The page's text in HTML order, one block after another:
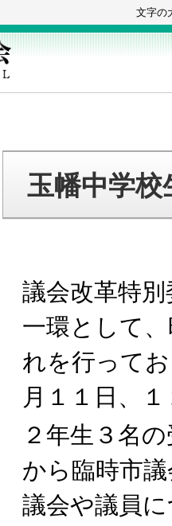
文字の
玉幡中学
議会改革特
一環として
れを行って
月１１日、
２年生３名
から臨時市
議会や議員